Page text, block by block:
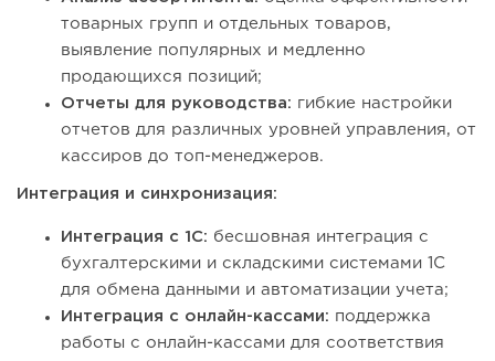
товарных групп и отдельных товаров,
выявление популярных и медленно
продающихся позиций;
Отчеты для руководства: гибкие настройки
отчетов для различных уровней управления, от
кассиров до топ-менеджеров.
Интеграция и синхронизация:
Интеграция с 1С: бесшовная интеграция с
бухгалтерскими и складскими системами 1С
для обмена данными и автоматизации учета;
Интеграция с онлайн-кассами: поддержка
работы с онлайн-кассами для соответствия